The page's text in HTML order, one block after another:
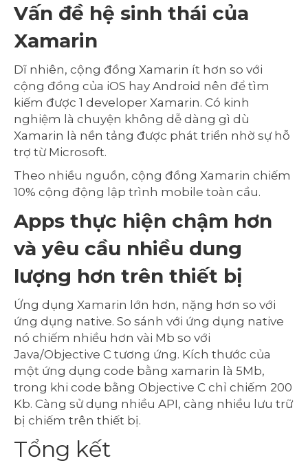
Vấn đề hệ sinh thái của
Xamarin
Dĩ nhiên, cộng đồng Xamarin ít hơn so với
cộng đồng của iOS hay Android nên để tìm
kiếm được 1 developer Xamarin. Có kinh
nghiệm là chuyện không dễ dàng gì dù
Xamarin là nền tảng được phát triển nhờ sự hỗ
trợ từ Microsoft.
Theo nhiều nguồn, cộng đồng Xamarin chiếm
10% cộng động lập trình mobile toàn cầu.
Apps thực hiện chậm hơn
và yêu cầu nhiều dung
lượng hơn trên thiết bị
Ứng dụng Xamarin lớn hơn, nặng hơn so với
ứng dụng native. So sánh với ứng dụng native
nó chiếm nhiều hơn vài Mb so với
Java/Objective C tương ứng. Kích thước của
một ứng dụng code bằng xamarin là 5Mb,
trong khi code bằng Objective C chỉ chiếm 200
Kb. Càng sử dụng nhiều API, càng nhiều lưu trữ
bị chiếm trên thiết bị.
Tổng kết